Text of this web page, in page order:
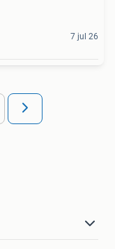
7 jul 26